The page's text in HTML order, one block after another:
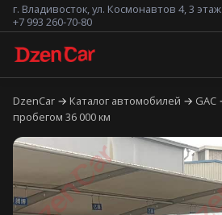
г. Владивосток, ул. Космонавтов 4, 3 этаж
+7 993 260-70-80
DzenCar Каталог автомобилей GAC
пробегом 36 000 км